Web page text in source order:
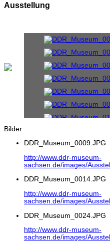
Ausstellung
Bilder
DDR_Museum_0009.JPG
http://www.ddr-museum-
sachsen.de/images/
DDR_Museum_0014.JPG
http://www.ddr-museum-
sachsen.de/images/
DDR_Museum_0024.JPG
http://www.ddr-museum-
sachsen.de/images/